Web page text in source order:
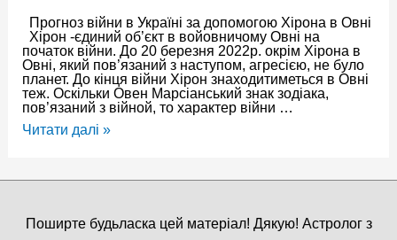
Прогноз війни в Україні за допомогою Хірона в Овні
Хірон -єдиний об’єкт в войовничому Овні на
початок війни. До 20 березня 2022р. окрім Хірона в
Овні, який пов’язаний з наступом, агресією, не було
планет. До кінця війни Хірон знаходитиметься в Овні
теж. Оскільки Овен Марсіанський знак зодіака,
пов’язаний з війной, то характер війни …
Вій-
23
Читати далі »
Поширте будьласка цей матеріал! Дякую! Астролог з